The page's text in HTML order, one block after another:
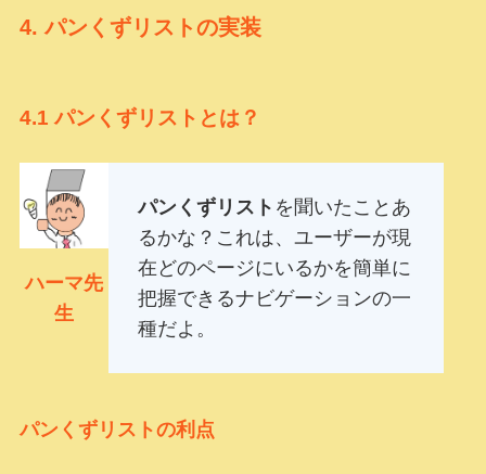
4.パンくずリストの実装
4.1パンくずリストとは？
ハーマ先
生
パンくずリスト を聞いたことあ
るかな？これは、ユーザーが現
在どのページにいるかを簡単に
把握できるナビゲーションの一
種だよ。
パンくずリストの利点